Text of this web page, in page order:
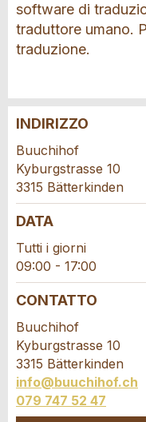
software di
traduttore umano.
traduzione.
Contestare
Il tuo feedback è
Feedback
Questo
Annuncio
Consigliamo
Raccomando
* Ingresso richiesto
INDIRIZZO
Buuchihof
Kyburgstrasse 10
3315 Bätterkinden
DATA
Tutti i giorni
09:00 - 17:00
CONTATTO
Buuchihof
Kyburgstrasse 10
3315 Bätterkinden
info@buuchihof.ch
079 747 52 47